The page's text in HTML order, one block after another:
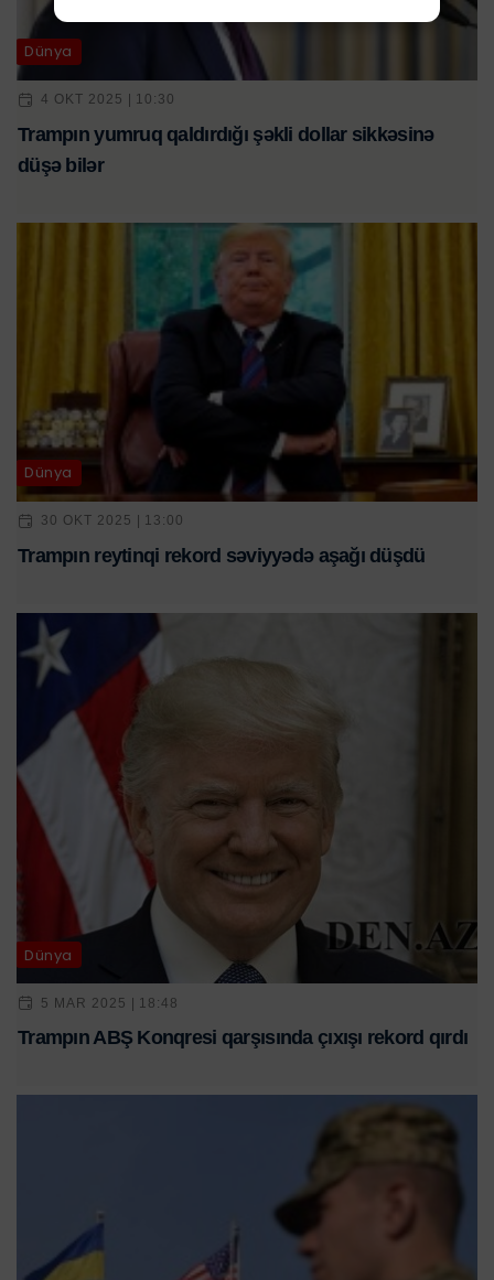
Dünya
4 OKT 2025 | 10:30
Trampın yumruq qaldırdığı şəkli dollar sikkəsinə
düşə bilər
Dünya
30 OKT 2025 | 13:00
Trampın reytinqi rekord səviyyədə aşağı düşdü
Dünya
5 MAR 2025 | 18:48
Trampın ABŞ Konqresi qarşısında çıxışı rekord qırdı